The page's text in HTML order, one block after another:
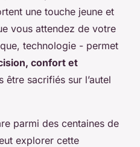
une touche jeune et
vous attendez de votre
technologie - permet
confort et
être sacrifiés sur l’autel
parmi des centaines de
explorer cette